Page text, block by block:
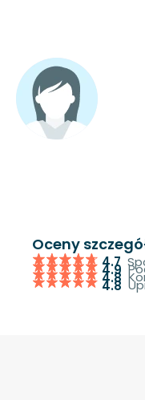
Oceny
4.7
4.9
4.8
4.8